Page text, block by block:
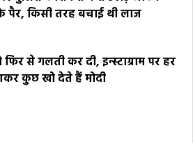
पैर, किसी तरह बचाई थी लाज
फिर से गलती कर दी, इन्स्टाग्राम पर हर
कुछ खो देते हैं मोदी